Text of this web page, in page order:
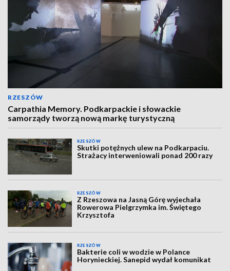
RZESZÓW
Carpathia Memory. Podkarpackie i słowackie
samorządy tworzą nową markę turystyczną
RZESZÓW
Skutki potężnych ulew na Podkarpaciu.
Strażacy interweniowali ponad 200 razy
RZESZÓW
Z Rzeszowa na Jasną Górę wyjechała
Rowerowa Pielgrzymka im. Świętego
Krzysztofa
RZESZÓW
Bakterie coli w wodzie w Polance
Horynieckiej. Sanepid wydał komunikat